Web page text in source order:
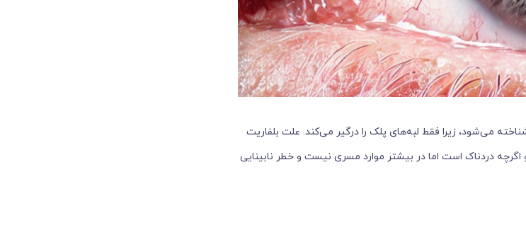
می‌شود، زیرا فقط لبه‌های پلک را درگیر می‌کند. علت بلفاریت
دردناک است اما در بیشتر موارد مسری نیست و خطر نابینایی